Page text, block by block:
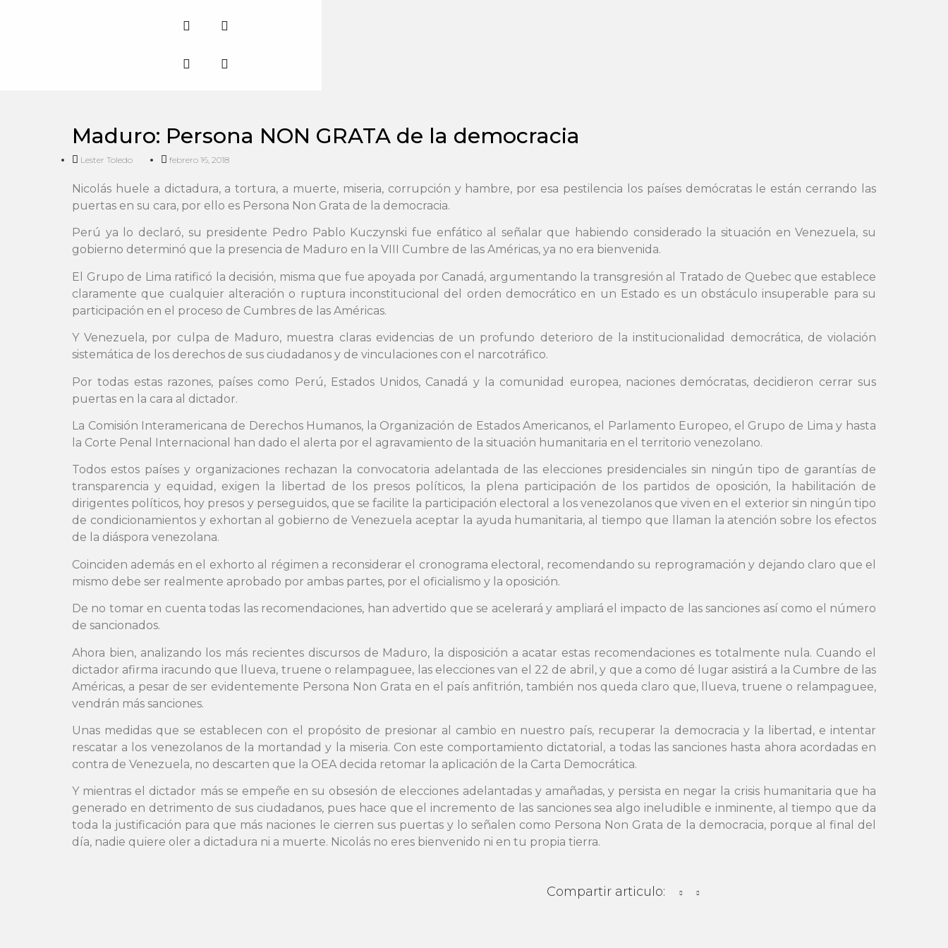
Maduro: Persona NON GRATA de la democracia
Lester Toledo febrero 16, 2018
Nicolás huele a dictadura, a tortura, a muerte, miseria, corrupción y hambre, por esa pestilencia los países demócratas le están cerrando las
puertas en su cara, por ello es Persona Non Grata de la democracia.
Perú ya lo declaró, su presidente Pedro Pablo Kuczynski fue enfático al señalar que habiendo considerado la situación en Venezuela, su
gobierno determinó que la presencia de Maduro en la VIII Cumbre de las Américas, ya no era bienvenida.
El Grupo de Lima ratificó la decisión, misma que fue apoyada por Canadá, argumentando la transgresión al Tratado de Quebec que establece
claramente que cualquier alteración o ruptura inconstitucional del orden democrático en un Estado es un obstáculo insuperable para su
participación en el proceso de Cumbres de las Américas.
Y Venezuela, por culpa de Maduro, muestra claras evidencias de un profundo deterioro de la institucionalidad democrática, de violación
sistemática de los derechos de sus ciudadanos y de vinculaciones con el narcotráfico.
Por todas estas razones, países como Perú, Estados Unidos, Canadá y la comunidad europea, naciones demócratas, decidieron cerrar sus
puertas en la cara al dictador.
La Comisión Interamericana de Derechos Humanos, la Organización de Estados Americanos, el Parlamento Europeo, el Grupo de Lima y hasta
la Corte Penal Internacional han dado el alerta por el agravamiento de la situación humanitaria en el territorio venezolano.
Todos estos países y organizaciones rechazan la convocatoria adelantada de las elecciones presidenciales sin ningún tipo de garantías de
transparencia y equidad, exigen la libertad de los presos políticos, la plena participación de los partidos de oposición, la habilitación de
dirigentes políticos, hoy presos y perseguidos, que se facilite la participación electoral a los venezolanos que viven en el exterior sin ningún tipo
de condicionamientos y exhortan al gobierno de Venezuela aceptar la ayuda humanitaria, al tiempo que llaman la atención sobre los efectos
de la diáspora venezolana.
Coinciden además en el exhorto al régimen a reconsiderar el cronograma electoral, recomendando su reprogramación y dejando claro que el
mismo debe ser realmente aprobado por ambas partes, por el oficialismo y la oposición.
De no tomar en cuenta todas las recomendaciones, han advertido que se acelerará y ampliará el impacto de las sanciones así como el número
de sancionados.
Ahora bien, analizando los más recientes discursos de Maduro, la disposición a acatar estas recomendaciones es totalmente nula. Cuando el
dictador afirma iracundo que llueva, truene o relampaguee, las elecciones van el 22 de abril, y que a como dé lugar asistirá a la Cumbre de las
Américas, a pesar de ser evidentemente Persona Non Grata en el país anfitrión, también nos queda claro que, llueva, truene o relampaguee,
vendrán más sanciones.
Unas medidas que se establecen con el propósito de presionar al cambio en nuestro país, recuperar la democracia y la libertad, e intentar
rescatar a los venezolanos de la mortandad y la miseria. Con este comportamiento dictatorial, a todas las sanciones hasta ahora acordadas en
contra de Venezuela, no descarten que la OEA decida retomar la aplicación de la Carta Democrática.
Y mientras el dictador más se empeñe en su obsesión de elecciones adelantadas y amañadas, y persista en negar la crisis humanitaria que ha
generado en detrimento de sus ciudadanos, pues hace que el incremento de las sanciones sea algo ineludible e inminente, al tiempo que da
toda la justificación para que más naciones le cierren sus puertas y lo señalen como Persona Non Grata de la democracia, porque al final del
día, nadie quiere oler a dictadura ni a muerte. Nicolás no eres bienvenido ni en tu propia tierra.
Compartir articulo: